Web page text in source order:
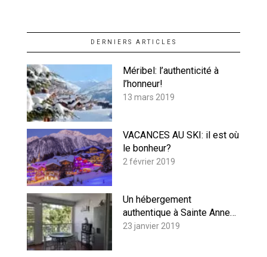
DERNIERS ARTICLES
Méribel: l’authenticité à
l’honneur!
13 mars 2019
VACANCES AU SKI: il est où
le bonheur?
2 février 2019
Un hébergement
authentique à Sainte Anne…
23 janvier 2019